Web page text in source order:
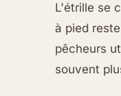
L'étrille se
à pied
pêcheurs
souvent